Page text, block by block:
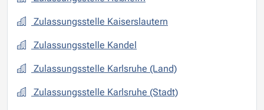
Zulassungsstelle Kaiserslautern
Zulassungsstelle Kandel
Zulassungsstelle Karlsruhe (Land)
Zulassungsstelle Karlsruhe (Stadt)